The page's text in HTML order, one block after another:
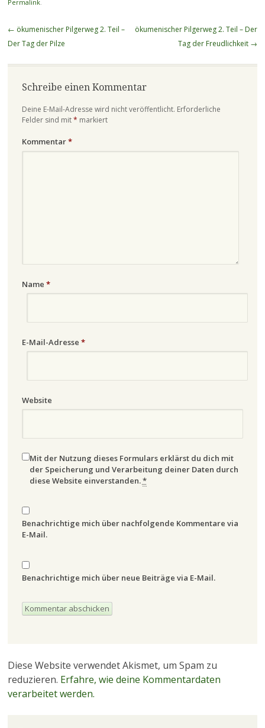
Permalink.
Beitragsnavigation
← ökumenischer Pilgerweg 2. Teil –
Der Tag der Pilze
ökumenischer Pilgerweg 2. Teil – Der
Tag der Freudlichkeit →
Schreibe einen Kommentar
Deine E-Mail-Adresse wird nicht veröffentlicht. Erforderliche
Felder sind mit* markiert
Kommentar*
Name *
E-Mail-Adresse *
Website
Mit der Nutzung dieses Formulars erklärst du dich mit
der Speicherung und Verarbeitung deiner Daten durch
diese Website einverstanden.*
Benachrichtige mich über nachfolgende Kommentare via
E-Mail.
Benachrichtige mich über neue Beiträge via E-Mail.
Diese Website verwendet Akismet, um Spam zu
reduzieren. Erfahre, wie deine Kommentardaten
verarbeitet werden.